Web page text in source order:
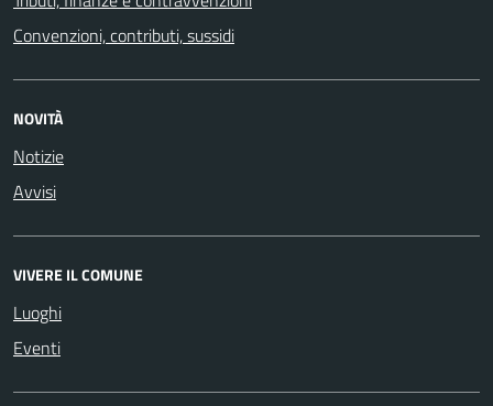
Convenzioni, contributi, sussidi
NOVITÀ
Notizie
Avvisi
VIVERE IL COMUNE
Luoghi
Eventi